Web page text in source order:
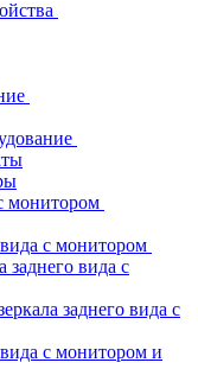
монитором
вида с монитором
заднего вида с
заднего вида с
вида с монитором и